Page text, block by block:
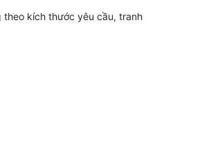
theo kích thước yêu cầu, tranh